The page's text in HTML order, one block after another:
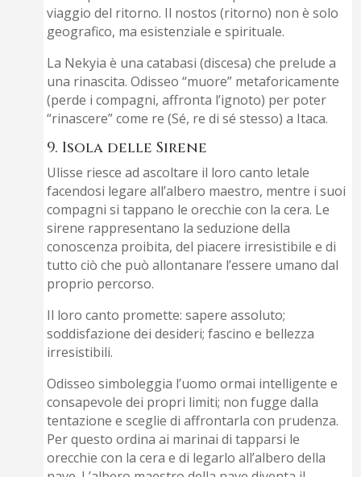
viaggio del ritorno. Il nostos (ritorno) non è solo
geografico, ma esistenziale e spirituale.
La Nekyia è una catabasi (discesa) che prelude a
una rinascita. Odisseo “muore” metaforicamente
(perde i compagni, affronta l’ignoto) per poter
“rinascere” come re (Sé, re di sé stesso) a Itaca.
9. Isola delle Sirene
Ulisse riesce ad ascoltare il loro canto letale
facendosi legare all’albero maestro, mentre i suoi
compagni si tappano le orecchie con la cera. Le
sirene rappresentano la seduzione della
conoscenza proibita, del piacere irresistibile e di
tutto ciò che può allontanare l’essere umano dal
proprio percorso.
Il loro canto promette: sapere assoluto;
soddisfazione dei desideri; fascino e bellezza
irresistibili.
Odisseo simboleggia l’uomo ormai intelligente e
consapevole dei propri limiti; non fugge dalla
tentazione e sceglie di affrontarla con prudenza.
Per questo ordina ai marinai di tapparsi le
orecchie con la cera e di legarlo all’albero della